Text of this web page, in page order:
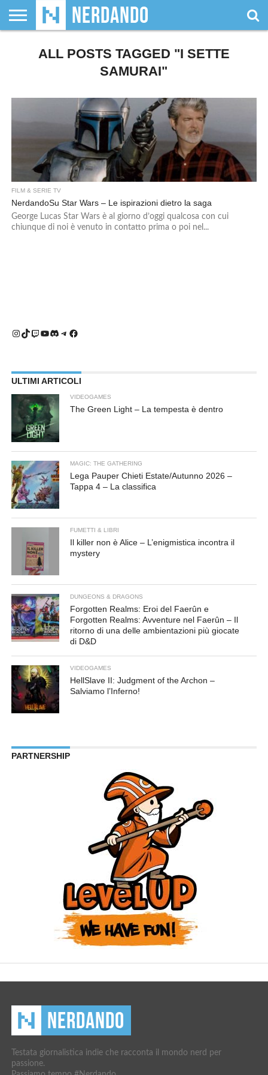
SIAMO
GIOCHI
GIOCHI
VIDEOGAMES
FILM
FUMETTI
& LIBRI
MAGIC:
THE
DUNGEONS
WRESTLING
NERDANDO
AWARDS
BOLLINI
ALL POSTS TAGGED "I SETTE
SAMURAI"
FILM & SERIE TV
NerdandoSu Star Wars – Le ispirazioni dietro la saga
George Lucas Star Wars è al giorno d’oggi qualcosa con cui
chiunque di noi è venuto in contatto prima o poi nel...
Instagram
TikTok
Twitch
YouTube
Discord
Telegram
Facebook
ULTIMI ARTICOLI
VIDEOGAMES
The Green Light – La tempesta è dentro
MAGIC: THE GATHERING
Lega Pauper Chieti Estate/Autunno 2026 –
Tappa 4 – La classifica
FUMETTI & LIBRI
Il killer non è Alice – L’enigmistica incontra il
mystery
DUNGEONS & DRAGONS
Forgotten Realms: Eroi del Faerûn e
Forgotten Realms: Avventure nel Faerûn – Il
ritorno di una delle ambientazioni più giocate
di D&D
VIDEOGAMES
HellSlave II: Judgment of the Archon –
Salviamo l’Inferno!
PARTNERSHIP
Testata giornalistica indie che racconta il mondo nerd per
passione.